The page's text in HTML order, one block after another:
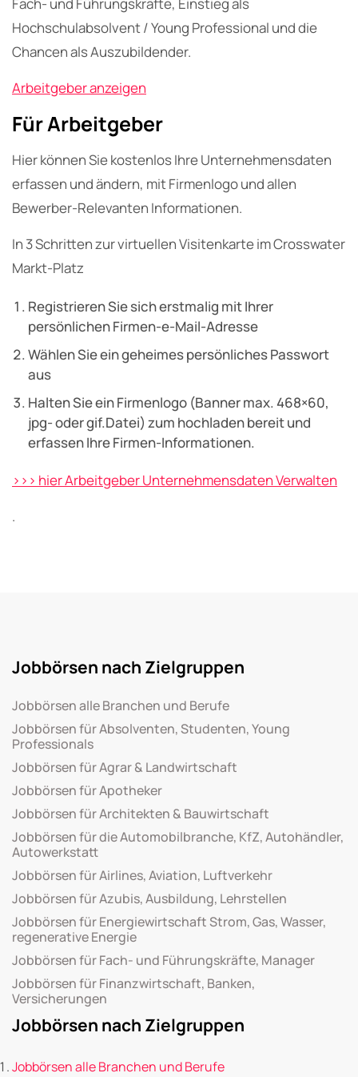
Hochschulabsolvent / Young Professional und die
Chancen als Auszubildender.
Arbeitgeber anzeigen
Für Arbeitgeber
Hier können Sie kostenlos Ihre Unternehmensdaten
erfassen und ändern, mit Firmenlogo und allen
Bewerber-Relevanten Informationen.
In 3 Schritten zur virtuellen Visitenkarte im Crosswater
Markt-Platz
Registrieren Sie sich erstmalig mit Ihrer
persönlichen Firmen-e-Mail-Adresse
Wählen Sie ein geheimes persönliches Passwort
aus
Halten Sie ein Firmenlogo (Banner max. 468×60,
jpg- oder gif.Datei) zum hochladen bereit und
erfassen Ihre Firmen-Informationen.
>>> hier Arbeitgeber Unternehmensdaten Verwalten
.
Jobbörsen nach Zielgruppen
Jobbörsen alle Branchen und Berufe
Jobbörsen für Absolventen, Studenten, Young
Professionals
Jobbörsen für Agrar & Landwirtschaft
Jobbörsen für Apotheker
Jobbörsen für Architekten & Bauwirtschaft
Jobbörsen für die Automobilbranche, KfZ, Autohändler,
Autowerkstatt
Jobbörsen für Airlines, Aviation, Luftverkehr
Jobbörsen für Azubis, Ausbildung, Lehrstellen
Jobbörsen für Energiewirtschaft Strom, Gas, Wasser,
regenerative Energie
Jobbörsen für Fach- und Führungskräfte, Manager
Jobbörsen für Finanzwirtschaft, Banken,
Versicherungen
Jobbörsen nach Zielgruppen
Jobbörsen alle Branchen und Berufe